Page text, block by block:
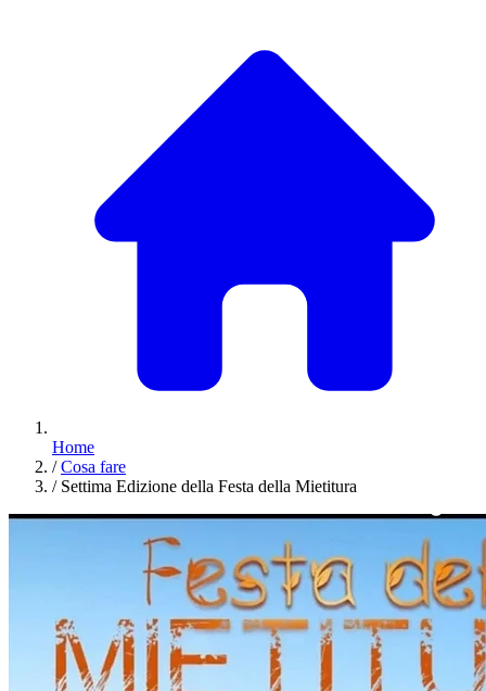
Home
/ Cosa fare
/ Settima Edizione della Festa della Mietitura